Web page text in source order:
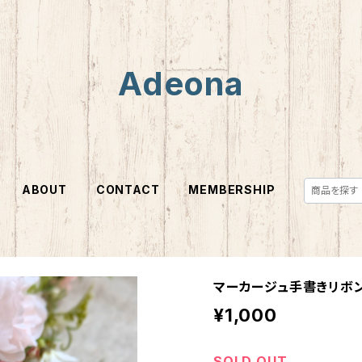
Adeona
ABOUT CONTACT MEMBERSHIP
マーカージュ手書きリボ
¥1,000